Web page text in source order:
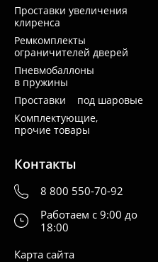
Проставки увеличения
клиренса
Ремкомплекты
ограничителей дверей
Пневмобаллоны
в пружины
Проставки под шаровые
Комплектующие,
прочие товары
Контакты
8 800 550-70-92
Работаем с 9:00 до
18:00
Карта сайта